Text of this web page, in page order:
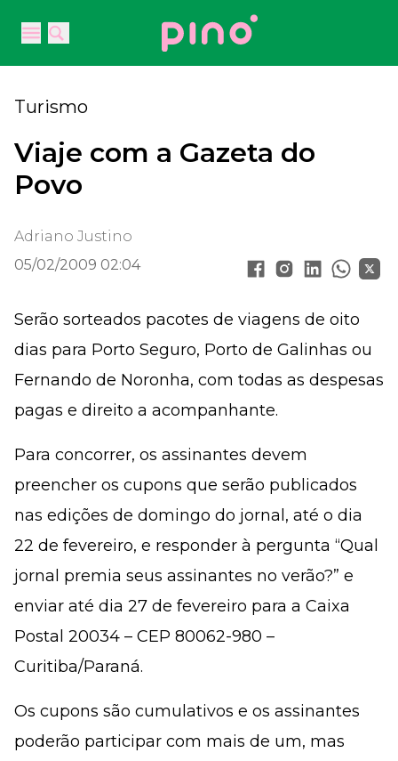
Open main menu
Open main menu
Your Company
Turismo
Viaje com a Gazeta do
Povo
Adriano Justino
05/02/2009 02:04
Serão sorteados pacotes de viagens de oito
dias para Porto Seguro, Porto de Galinhas ou
Fernando de Noronha, com todas as despesas
pagas e direito a acompanhante.
Para concorrer, os assinantes devem
preencher os cupons que serão publicados
nas edições de domingo do jornal, até o dia
22 de fevereiro, e responder à pergunta “Qual
jornal premia seus assinantes no verão?” e
enviar até dia 27 de fevereiro para a Caixa
Postal 20034 – CEP 80062-980 –
Curitiba/Paraná.
Os cupons são cumulativos e os assinantes
poderão participar com mais de um, mas